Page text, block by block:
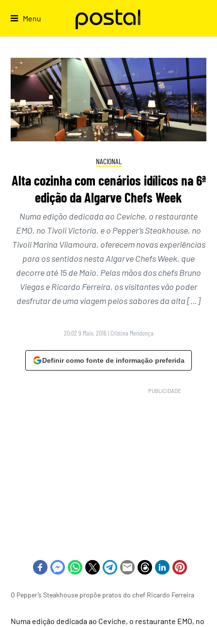
Menu
NACIONAL
Alta cozinha com cenários idílicos na 6ª
edição da Algarve Chefs Week
Numa edição dedicada ao Ceviche, o restaurante
EMO, no Tivoli Victoria, e o Pepper’s Steakhouse, no
Tivoli Marina Vilamoura, oferecem novas experiências
para os sentidos nesta Algarve Chefs Week, que
decorre até 15 de Maio. Pelas mãos dos chefs Bruno
Viegas e Ricardo Ferreira, os visitantes vão poder
desfrutar de uma viagem pelos sabores da alta […]
20:02 9 Maio, 2016 | Cristina Mendonça
Definir como fonte de informação preferida
O Pepper’s Steakhouse propõe pratos do chef Ricardo Ferreira
Numa edição dedicada ao Ceviche, o restaurante EMO, no